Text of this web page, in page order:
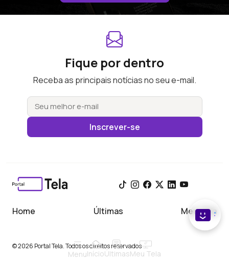
MenuInícioÚltimasMeu Tela
Fique por dentro
Receba as principais notícias no seu e-mail.
Inscrever-se
Home Últimas Meu Tela
© 2026 Portal Tela. Todos os direitos reservados